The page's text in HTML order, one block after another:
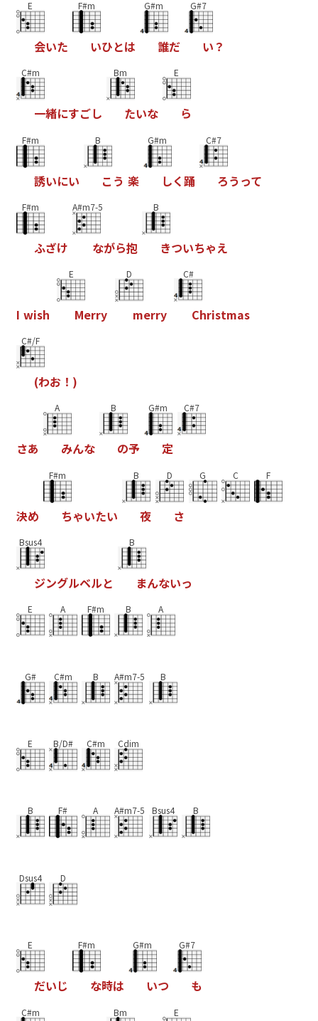
E
会いた
F#m
いひとは
G#m
誰だ
G#7
い ？
C#m
一緒にすごし
Bm
たいな
E
ら
F#m
誘いにい
B
こ う 楽
G#m
しく 踊
C#7
ろう って
F#m
ふざけ
A#m7-5
ながら抱
B
きついちゃえ
I wish
E
Merry
D
merry
C#
Christmas
C#/F
(わお ！ )
さあ
A
みんな
B
の予
G#m
定
C#7
決め
F#m
ちゃいたい
B
夜
D
さ
G C F
Bsus4
ジングルベルと
B
まんないっ
E A F#m B A
G# C#m B A#m7-5 B
E B/D# C#m Cdim
B F# A A#m7-5 Bsus4 B
Dsus4 D
E
だいじ
F#m
な時は
G#m
いつ
G#7
も
C#m Bm E